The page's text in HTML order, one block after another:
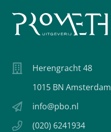
Herengracht 48
1015 BN Amsterdam
info@pbo.nl
(020) 6241934